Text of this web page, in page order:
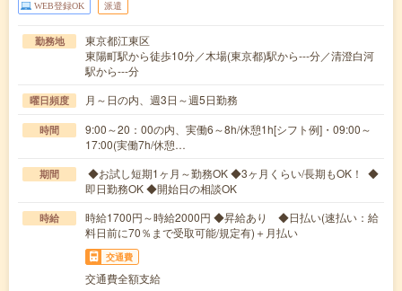
WEB登録OK 派遣
勤務地
東京都江東区
東陽町駅から徒歩10分／木場(東京都)駅から---分／清澄白河
駅から---分
曜日頻度 月～日の内、週3日～週5日勤務
時間
9:00～20：00の内、実働6～8h/休憩1h[シフト例]・09:00～
17:00(実働7h/休憩…
期間
◆お試し短期1ヶ月～勤務OK ◆3ヶ月くらい/長期もOK！ ◆
即日勤務OK ◆開始日の相談OK
時給
時給1700円～時給2000円 ◆昇給あり ◆日払い(速払い：給
料日前に70％まで受取可能/規定有)＋月払い
交通費
交通費全額支給